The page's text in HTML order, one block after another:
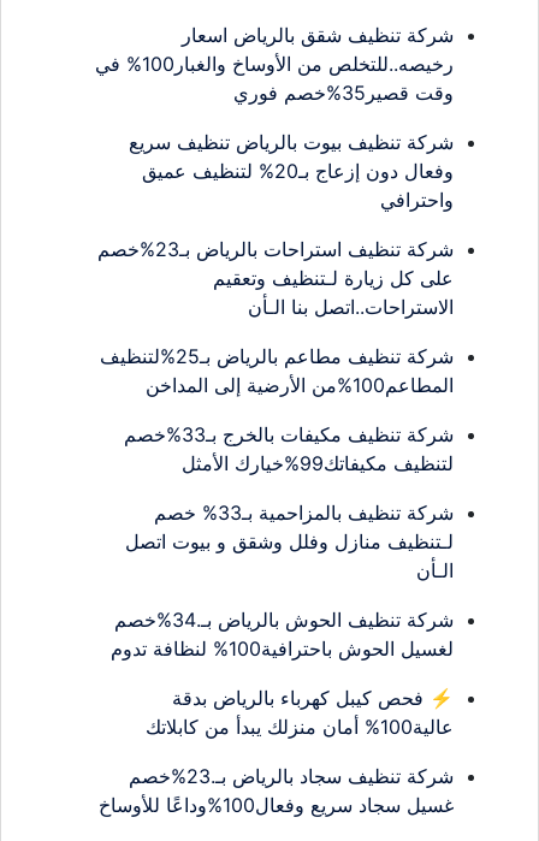
شركة تنظيف شقق بالرياض اسعار
رخيصه..للتخلص من الأوساخ والغبار100% في
وقت قصير35%خصم فوري
شركة تنظيف بيوت بالرياض تنظيف سريع
وفعال دون إزعاج بـ20% لتنظيف عميق
واحترافي
شركة تنظيف استراحات بالرياض بـ23%خصم
على كل زيارة لـتنظيف وتعقيم
الاستراحات..اتصل بنا الـأن
شركة تنظيف مطاعم بالرياض بـ25%لتنظيف
المطاعم100%من الأرضية إلى المداخن
شركة تنظيف مكيفات بالخرج بـ33%خصم
لتنظيف مكيفاتك99%خيارك الأمثل
شركة تنظيف بالمزاحمية بـ33% خصم
لـتنظيف منازل وفلل وشقق و بيوت اتصل
الـأن
شركة تنظيف الحوش بالرياض بـ.34%خصم
لغسيل الحوش باحترافية100% لنظافة تدوم
⚡ فحص كيبل كهرباء بالرياض بدقة
عالية100% أمان منزلك يبدأ من كابلاتك
شركة تنظيف سجاد بالرياض بـ.23%خصم
غسيل سجاد سريع وفعال100%وداعًا للأوساخ